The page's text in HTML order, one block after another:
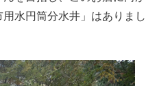
水円筒分水井」はありまし